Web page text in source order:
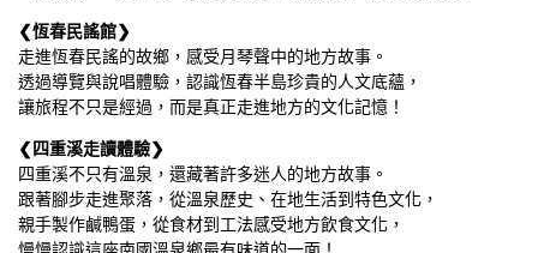
❮恆春民謠館❯
走進恆春民謠的故鄉，感受月琴聲中的地方故事。
透過導覽與說唱體驗，認識恆春半島珍貴的人文底蘊，
讓旅程不只是經過，而是真正走進地方的文化記憶！
❮四重溪走讀體驗❯
四重溪不只有溫泉，還藏著許多迷人的地方故事。
跟著腳步走進聚落，從溫泉歷史、在地生活到特色文化，
親手製作鹹鴨蛋，從食材到工法感受地方飲食文化，
慢慢認識這座南國溫泉鄉最有味道的一面！